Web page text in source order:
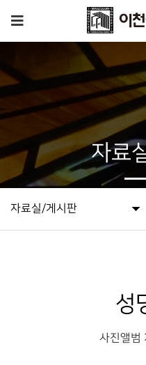
자료실/게시판
자료
성
사진앨범